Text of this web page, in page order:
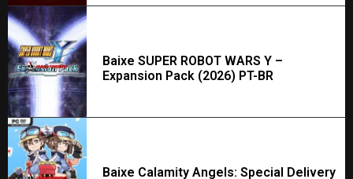
Baixe SUPER ROBOT WARS Y –
Expansion Pack (2026) PT-BR
Baixe Calamity Angels: Special Delivery